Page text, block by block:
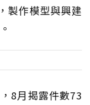
製作模型與興建
8月揭露件數73